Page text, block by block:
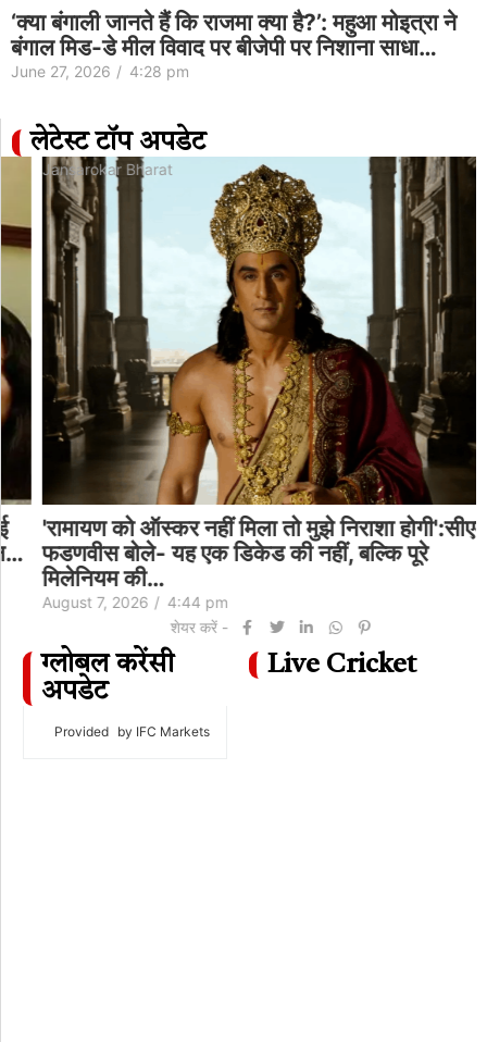
‘क्या बंगाली जानते हैं कि राजमा क्या है?’: महुआ मोइत्रा ने
बंगाल मिड-डे मील विवाद पर बीजेपी पर निशाना साधा…
June 27, 2026 / 4:28 pm
लेटेस्ट टॉप अपडेट
Jansarokar Bharat
'रामायण को ऑस्कर नहीं मिला तो मुझे निराशा होगी':सीएम
फडणवीस बोले- यह एक डिकेड की नहीं, बल्कि पूरे
मिलेनियम की…
August 7, 2026 / 4:44 pm
शेयर करें -
ग्लोबल करेंसी
अपडेट
Provided by IFC Markets
Live Cricket